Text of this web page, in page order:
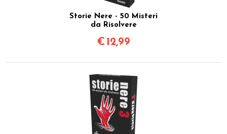
Storie Nere - 50 Misteri
da Risolvere
€ 12,99